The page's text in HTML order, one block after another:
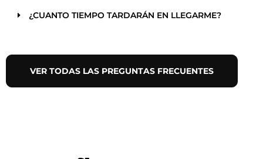
¿CUANTO TIEMPO TARDARÁN EN LLEGARME?
VER TODAS LAS PREGUNTAS FRECUENTES